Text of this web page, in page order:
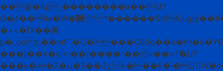
��끃�Ap_��������a��{ժ?
D�̼4��9a�W�޽?*������StrA|ug]ɏ��8�1���Wժ���}
�=<�fX��疿
p�_ooz;��mF`�C�
���}��K�y|<:�ۭ�/����"��=��=^ޫ�U?
���e�4v�Z�U�5��Ӡy,>���6�ï�U1]W�٥�?